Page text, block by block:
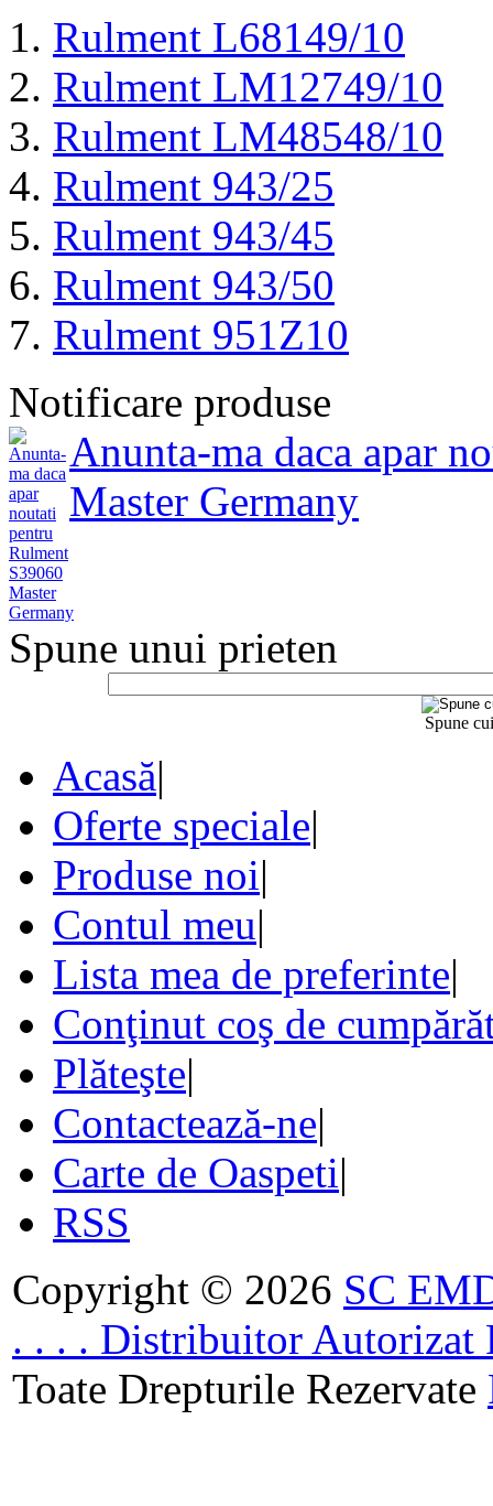
Rulment L68149/10
Rulment LM12749/10
Rulment LM48548/10
Rulment 943/25
Rulment 943/45
Rulment 943/50
Rulment 951Z10
Notificare produse
Anunta-ma daca apar
Master Germany
Spune unui prieten
Spune
Acasă|
Oferte speciale|
Produse noi|
Contul meu|
Lista mea de preferinte|
Conţinut coş de
Plăteşte|
Contactează-ne|
Carte de Oaspeti|
RSS
Copyright © 2026 SC
. . . . Distribuitor Autorizat
Toate Drepturile Rezervate